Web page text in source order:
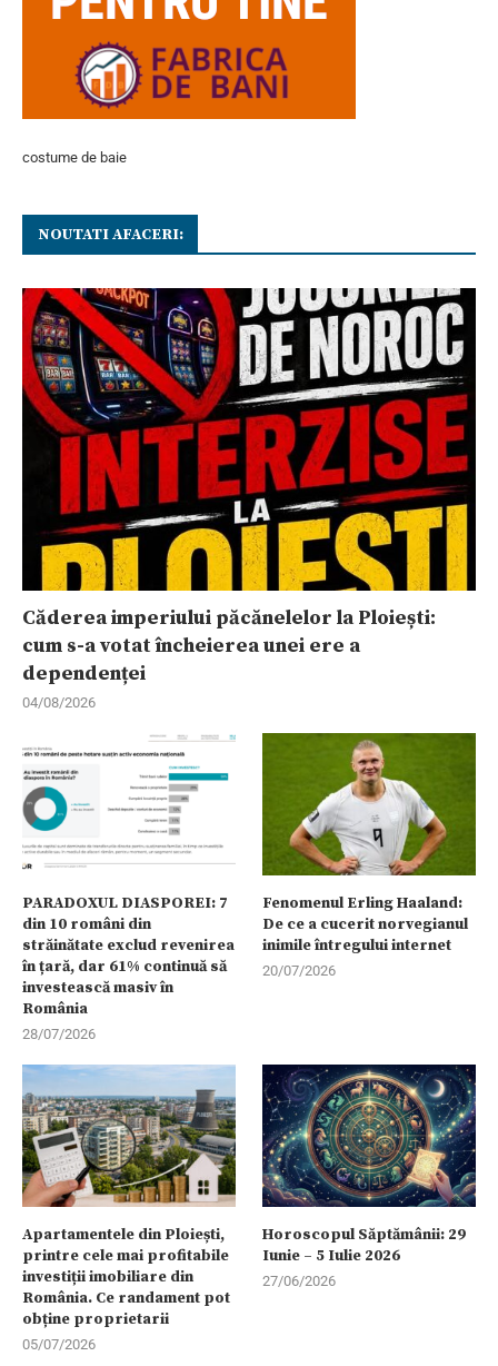
costume de baie
NOUTATI AFACERI:
Căderea imperiului păcănelelor la Ploiești:
cum s-a votat încheierea unei ere a
dependenței
04/08/2026
PARADOXUL DIASPOREI: 7
din 10 români din
străinătate exclud revenirea
în țară, dar 61% continuă să
investească masiv în
România
28/07/2026
Fenomenul Erling Haaland:
De ce a cucerit norvegianul
inimile întregului internet
20/07/2026
Apartamentele din Ploiești,
printre cele mai profitabile
investiții imobiliare din
România. Ce randament pot
obține proprietarii
05/07/2026
Horoscopul Săptămânii: 29
Iunie – 5 Iulie 2026
27/06/2026